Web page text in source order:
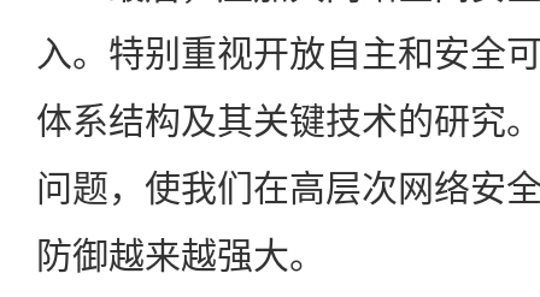
入。特别重视开放自主和安全
体系结构及其关键技术的研究
问题，使我们在高层次网络安
防御越来越强大。